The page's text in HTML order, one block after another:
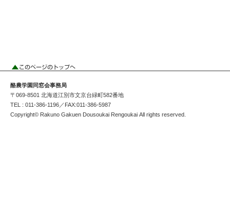
酪農学園同窓会事務局
〒069-8501 北海道江別市文京台緑町582番地
TEL : 011-386-1196／FAX:011-386-5987
Copyright© Rakuno Gakuen Dousoukai Rengoukai All rights reserved.